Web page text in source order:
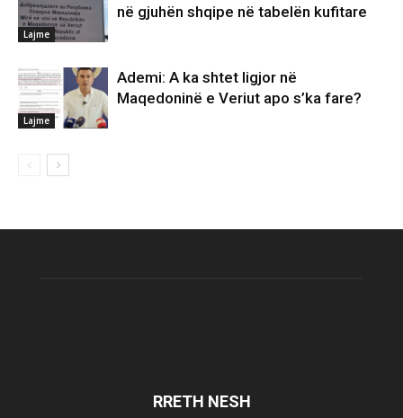
Lajme
në gjuhën shqipe në tabelën kufitare
Lajme
Ademi: A ka shtet ligjor në
Maqedoninë e Veriut apo s’ka fare?
RRETH NESH